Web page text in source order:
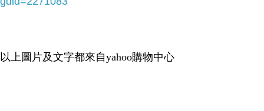
以上圖片及文字都來自yahoo購物中心